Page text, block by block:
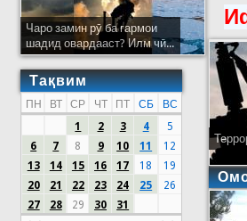
Чаро замин рӯ ба гармои
шадид овардааст? Илм чӣ...
Тақвим
ПН ВТ СР ЧТ ПТ СБ
ВС
1
2 3 4
5
6
7 8 9 10 11
12
13
14 15 16 17 18
19
20
21 22 23 24 25
26
27
28 29 30 31